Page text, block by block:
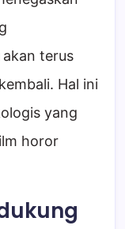
akan terus
Hal ini
yang
horor